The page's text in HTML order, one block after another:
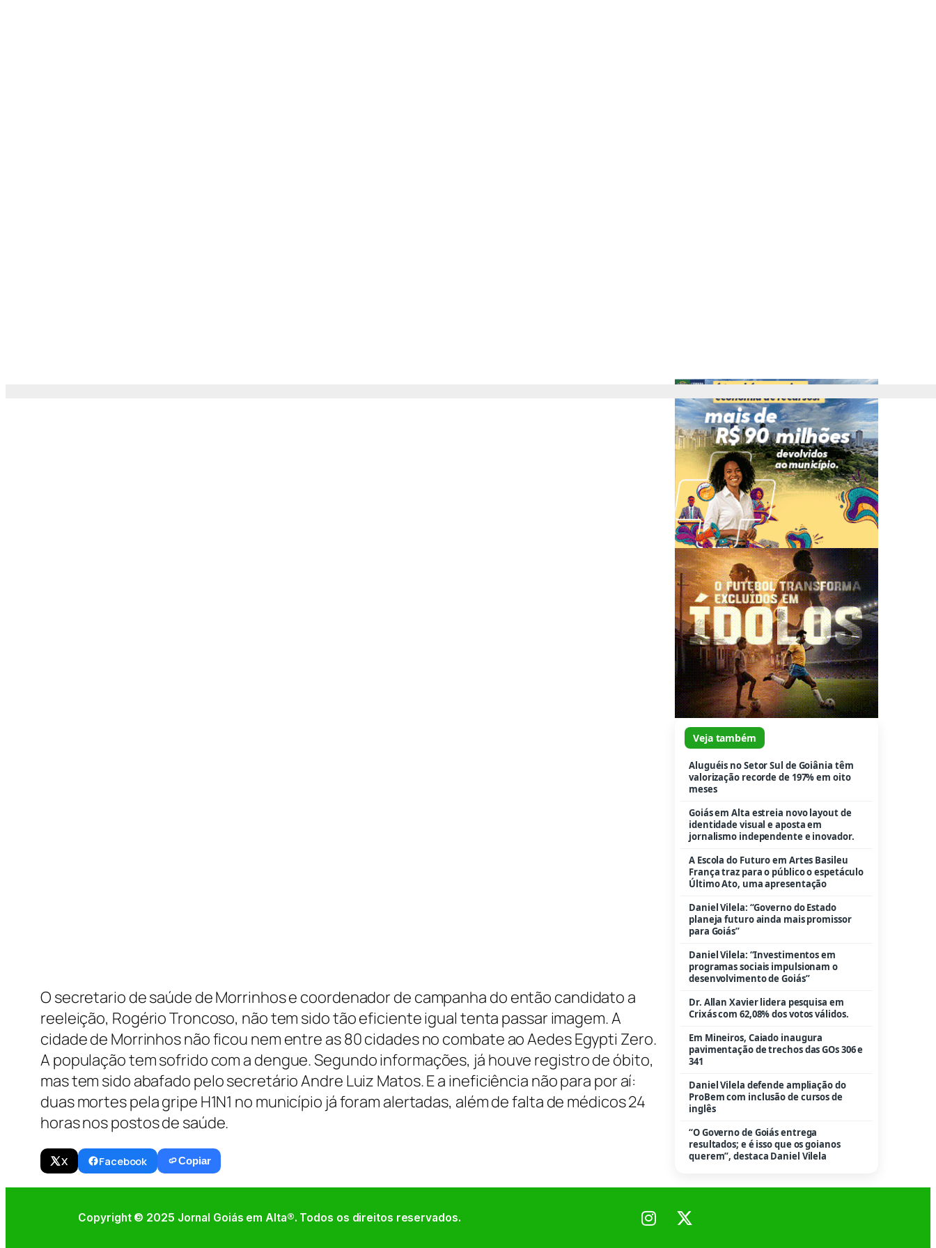
X Facebook Copiar
O secretario de saúde de Morrinhos e coordenador de campanha do então candidato a
reeleição, Rogério Troncoso, não tem sido tão eficiente igual tenta passar imagem. A
cidade de Morrinhos não ficou nem entre as 80 cidades no combate ao Aedes Egypti Zero.
A população tem sofrido com a dengue. Segundo informações, já houve registro de óbito,
mas tem sido abafado pelo secretário Andre Luiz Matos. E a ineficiência não para por aí:
duas mortes pela gripe H1N1 no município já foram alertadas, além de falta de médicos 24
horas nos postos de saúde.
Veja também
Aluguéis no Setor Sul de Goiânia têm
valorização recorde de 197% em oito
meses
Goiás em Alta estreia novo layout de
identidade visual e aposta em
jornalismo independente e inovador.
A Escola do Futuro em Artes Basileu
França traz para o público o espetáculo
Último Ato, uma apresentação
Daniel Vilela: “Governo do Estado
planeja futuro ainda mais promissor
para Goiás”
Daniel Vilela: “Investimentos em
programas sociais impulsionam o
desenvolvimento de Goiás”
Dr. Allan Xavier lidera pesquisa em
Crixás com 62,08% dos votos válidos.
Em Mineiros, Caiado inaugura
pavimentação de trechos das GOs 306 e
341
Daniel Vilela defende ampliação do
ProBem com inclusão de cursos de
inglês
“O Governo de Goiás entrega
resultados; e é isso que os goianos
querem”, destaca Daniel Vilela
Copyright © 2025 Jornal Goiás em Alta®. Todos os direitos reservados.